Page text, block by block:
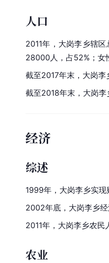
人口
2011年，大岗李乡辖
28000人，占52%；
截至2017年末，大岗
截至2018年末，大岗
经济
综述
1999年，大岗李乡实
2002年底，大岗李乡
2011年，大岗李乡农
农业